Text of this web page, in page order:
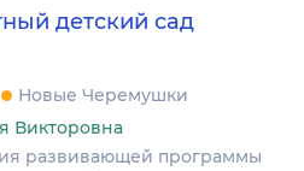
детский сад
Новые Черемушки
Викторовна
развивающей программы